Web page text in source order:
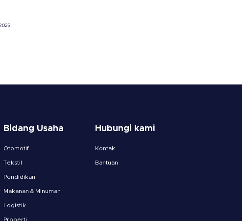
Bidang Usaha
Otomotif
Tekstil
Pendidikan
Makanan & Minuman
Logistik
Properti
Hubungi kami
Kontak
Bantuan